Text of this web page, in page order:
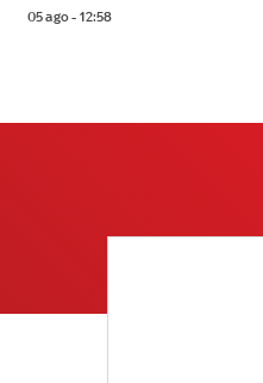
05 ago - 12:58